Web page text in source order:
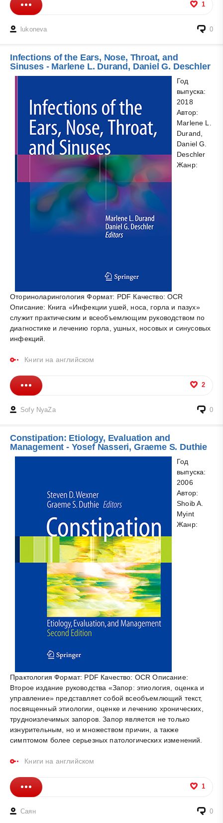
1
lukoneva 0
Infections of the Ears, Nose, Throat, and
Sinuses - Marlene L. Durand, Daniel G. Deschler
Год
выпуска:
2018
Автор:
Marlene L.
Durand,
Daniel G.
Deschler
Жанр:
Оториноларингология Формат: PDF Качество: OCR
Описание: Книга «Инфекции ушей, носа, горла и пазух»
служит практическим и всеобъемлющим руководством по
диагностике и лечению горла, ушных, носовых и синусовых
инфекций.
Книги на английском
2
Sofy NyaZa 0
Constipation: Etiology, Evaluation and
Management - Yosef Nasseri, Graeme S. Duthie
Год
выпуска:
2006
Автор:
Shoib A.
Myint
Жанр:
Практология Формат: PDF Качество: OCR Описание:
Второе издание руководства «Запор: этиология, оценка и
управление» представляет собой всеобъемлющий текст,
посвященный этиологии, оценке и лечению хронических,
трудноизлечимых запоров. Запор является не только
изнурительным, но и множеством причин, а также
симптомом более серьезных патологических изменений.
Книги на английском
1
Саян 0